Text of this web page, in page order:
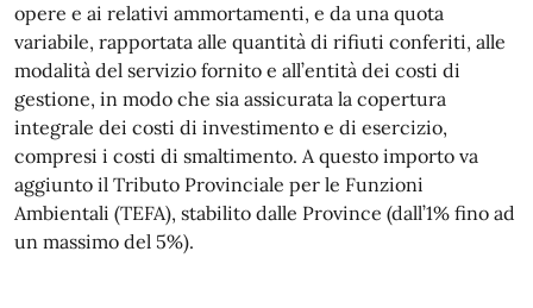
opere e ai relativi ammortamenti, e da una quota
variabile, rapportata alle quantità di rifiuti conferiti, alle
modalità del servizio fornito e all’entità dei costi di
gestione, in modo che sia assicurata la copertura
integrale dei costi di investimento e di esercizio,
compresi i costi di smaltimento. A questo importo va
aggiunto il Tributo Provinciale per le Funzioni
Ambientali (TEFA), stabilito dalle Province (dall’1% fino ad
un massimo del 5%).